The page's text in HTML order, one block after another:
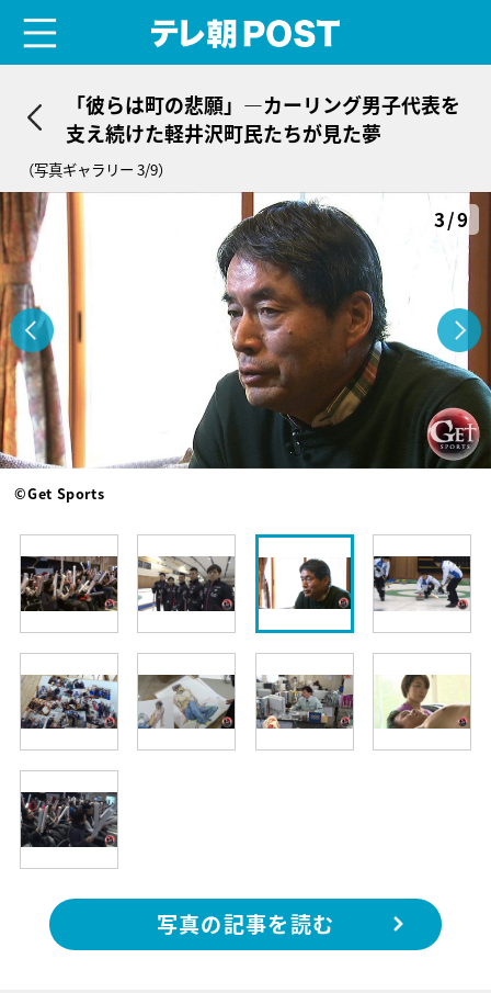
「彼らは町の悲願」―カーリング男子代表を
支え続けた軽井沢町民たちが見た夢
（写真ギャラリー 3/9）
3/9
©Get Sports
写真の記事を読む